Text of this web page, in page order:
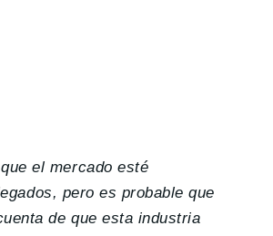
el mercado esté
pero es probable que
de que esta industria